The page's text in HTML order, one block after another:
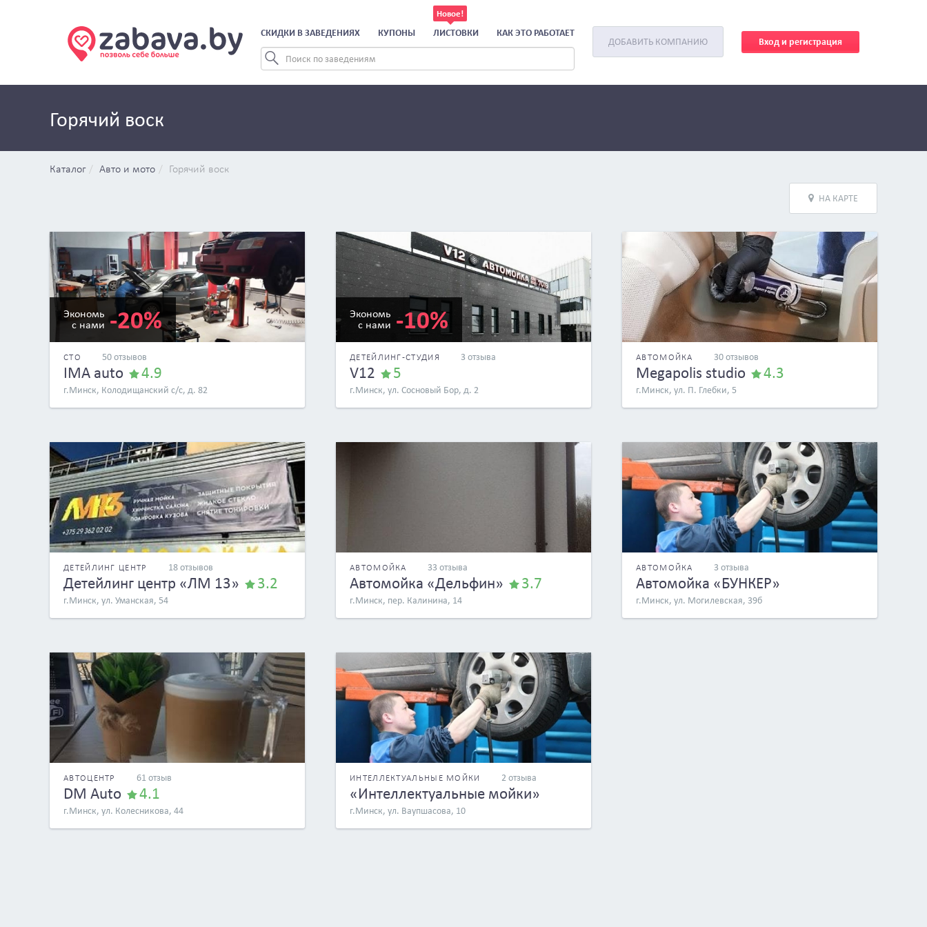
СКИДКИ В ЗАВЕДЕНИЯХ КУПОНЫ ЛИСТОВКИ КАК ЭТО РАБОТАЕТ
ДОБАВИТЬ КОМПАНИЮ Вход и регистрация
Горячий воск
Каталог Авто и мото Горячий воск
НА КАРТЕ
Экономь
с нами -20%
СТО 50 отзывов
IMA auto 4.9
г.Минск, Колодищанский с/с, д. 82
Экономь
с нами -10%
ДЕТЕЙЛИНГ-СТУДИЯ 3 отзыва
V12 5
г.Минск, ул. Сосновый Бор, д. 2
АВТОМОЙКА 30 отзывов
Megapolis studio 4.3
г.Минск, ул. П. Глебки, 5
ДЕТЕЙЛИНГ ЦЕНТР 18 отзывов
Детейлинг центр «ЛМ 13» 3.2
г.Минск, ул. Уманская, 54
АВТОМОЙКА 33 отзыва
Автомойка «Дельфин» 3.7
г.Минск, пер. Калинина, 14
АВТОМОЙКА 3 отзыва
Автомойка «БУНКЕР»
г.Минск, ул. Могилевская, 39б
АВТОЦЕНТР 61 отзыв
DM Auto 4.1
г.Минск, ул. Колесникова, 44
ИНТЕЛЛЕКТУАЛЬНЫЕ МОЙКИ 2 отзыва
«Интеллектуальные мойки»
г.Минск, ул. Ваупшасова, 10